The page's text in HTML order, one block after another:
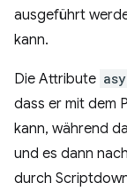
ausgeführt
kann.
Die Attribute
dass er mit dem
kann, während
und es dann
durch